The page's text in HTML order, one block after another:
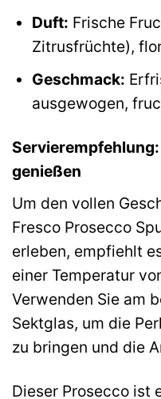
Duft: Frische
Zitrusfrüchte),
Geschmack:
ausgewogen,
genießen
Um den vollen
Fresco Prosecco
erleben, empfiehlt
einer Temperatur
Verwenden Sie am
Sektglas, um die
zu bringen und die
Dieser Prosecco ist